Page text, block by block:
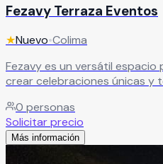
Fezavy Terraza Eventos
★Nuevo•Colima
Fezavy es un versátil
crear celebraciones únicas y
instalaciones y facilidades,
bodas, XV años, aniversarios,
corporativos y reuniones
elegante y adaptable a
0 personas
Solicitar precio
Más información